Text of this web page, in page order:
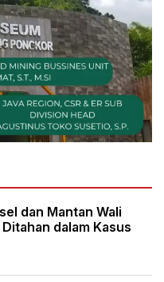
dan Mantan Wali
dalam Kasus